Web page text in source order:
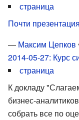
страница
Почти
— Максим Цепков
2014-05-27: Курс
страница
К докладу
бизнес-
собрать все по